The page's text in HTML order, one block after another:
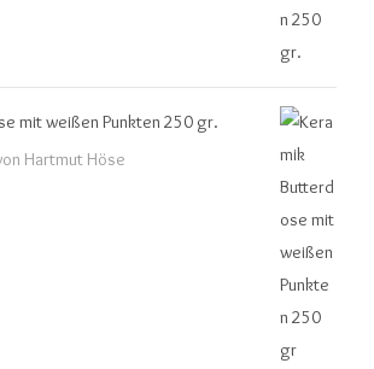
mit weißen Punkten 250 gr.
Hartmut Höse